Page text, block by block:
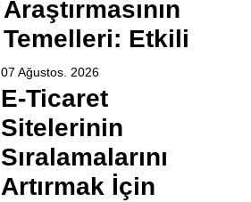
Araştırmasının
Temelleri: Etkili
07 Ağustos. 2026
E-Ticaret
Sitelerinin
Sıralamalarını
Artırmak İçin